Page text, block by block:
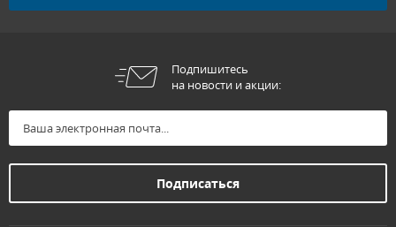
Подпишитесь
на новости и акции: